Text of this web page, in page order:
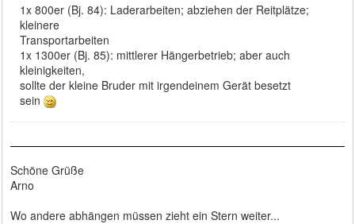
1x 800er (Bj. 84): Laderarbeiten; abziehen der Reitplätze;
kleinere
Transportarbeiten
1x 1300er (Bj. 85): mittlerer Hängerbetrieb; aber auch
kleinigkeiten,
sollte der kleine Bruder mit irgendeinem Gerät besetzt
sein
Schöne Grüße
Arno
Wo andere abhängen müssen zieht ein Stern weiter...